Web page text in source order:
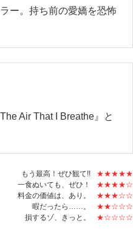
ー。持ち前の愛嬌を恐怖
Air That I Breathe』と
もう最高！ぜひ観て!!
★★★★★
一食ぬいても、ぜひ！
★★★★☆
料金の価値は、あり。
★★★☆☆
暇だったら……。
★★☆☆☆
損するゾ、きっと。
★☆☆☆☆